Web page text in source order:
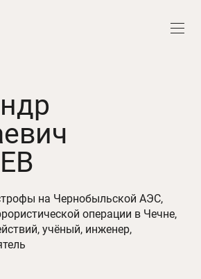
на Чернобыльской АЭС,
операции в Чечне,
учёный, инженер,